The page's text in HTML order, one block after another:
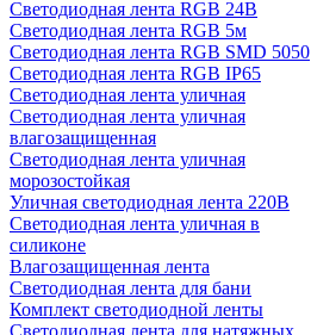
Светодиодная лента RGB 24В
Светодиодная лента RGB 5м
Светодиодная лента RGB SMD 5050
Светодиодная лента RGB IP65
Светодиодная лента уличная
Светодиодная лента уличная
влагозащищенная
Светодиодная лента уличная
морозостойкая
Уличная светодиодная лента 220В
Светодиодная лента уличная в
силиконе
Влагозащищенная лента
Светодиодная лента для бани
Комплект светодиодной ленты
Светодиодная лента для натяжных